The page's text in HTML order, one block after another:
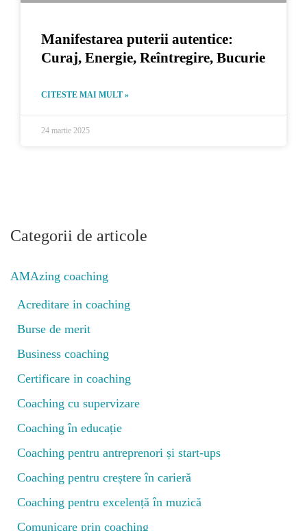
Manifestarea puterii autentice:
Curaj, Energie, Reîntregire, Bucurie
CITESTE MAI MULT »
24 martie 2025
Categorii de articole
AMAzing coaching
Acreditare in coaching
Burse de merit
Business coaching
Certificare in coaching
Coaching cu supervizare
Coaching în educație
Coaching pentru antreprenori și start-ups
Coaching pentru creștere în carieră
Coaching pentru excelență în muzică
Comunicare prin coaching